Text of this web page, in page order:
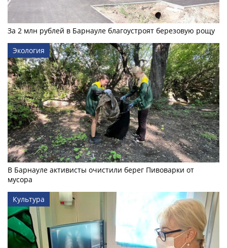
За 2 млн рублей в Барнауле благоустроят березовую рощу
Экология
В Барнауле активисты очистили берег Пивоварки от
мусора
Культура